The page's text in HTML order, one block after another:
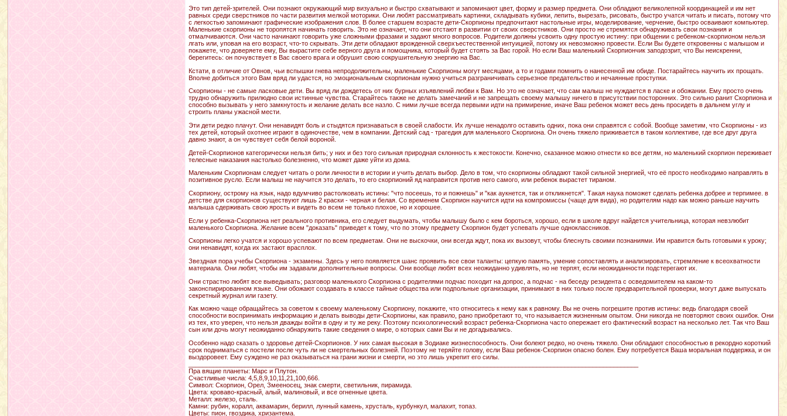
Это тип детей-зрителей. Они познают окружающий мир визуально и быстро схватывают и запоминают цвет, форму и размер предмета. Они обладают великолепной координацией и им нет
равных среди сверстников по части развития мелкой моторики. Они любят рассматривать картинки, складывать кубики, лепить, вырезать, рисовать, быстро учатся читать и писать, потому что
с легкостью запоминают графические изображения слов. В более старшем возрасте дети-Скорпионы предпочитают настольные игры, моделирование, черчение, быстро осваивают компьютер.
Маленькие скорпионы не торопятся начинать говорить. Это не означает, что они отстают в развитии от своих сверстников. Они просто не стремятся обнаруживать свои познания и
отмалчиваются. Они часто начинают говорить уже сложными фразами и задают много вопросов. Родители должны усвоить одну простую истину: при общении с ребенком-скорпионом нельзя
лгать или, уповая на его возраст, что-то скрывать. Эти дети обладают врожденной сверхъестественной интуицией, потому их невозможно провести. Если Вы будете откровенны с малышом и
покажете, что доверяете ему, Вы вырастите себе верного друга и помощника, который будет стоять за Вас горой. Но если Ваш маленький Скорпиончик заподозрит, что Вы неискренни,
берегитесь: он почувствует в Вас своего врага и обрушит свою сокрушительную энергию на Вас.
Кстати, в отличие от Овнов, чьи вспышки гнева непродолжительны, маленькие Скорпионы могут месяцами, а то и годами помнить о нанесенной им обиде. Постарайтесь научить их прощать.
Вполне добиться этого Вам вряд ли удастся, но эмоциональным скорпионам нужно учиться разграничивать серьезное предательство и нечаянные проступки.
Скорпионы - не самые ласковые дети. Вы вряд ли дождетесь от них бурных изъявлений любви к Вам. Но это не означает, что сам малыш не нуждается в ласке и обожании. Ему просто очень
трудно обнаружить прилюдно свои истинные чувства. Старайтесь также не делать замечаний и не запрещать своему малышу ничего в присутствии посторонних. Это сильно ранит Скорпиона и
способно вызывать у него замкнутость и желание делать все назло. С ними лучше всегда первыми идти на примирение, иначе Ваш ребенок может весь день просидеть в дальнем углу и
строить планы ужасной мести.
Эти дети редко плачут. Они ненавидят боль и стыдятся признаваться в своей слабости. Их лучше ненадолго оставить одних, пока они справятся с собой. Вообще заметим, что Скорпионы - из
тех детей, который охотнее играют в одиночестве, чем в компании. Детский сад - трагедия для маленького Скорпиона. Он очень тяжело приживается в таком коллективе, где все друг друга
давно знают, а он чувствует себя белой вороной.
Детей-Скорпионов категорически нельзя бить; у них и без того сильная природная склонность к жестокости. Конечно, сказанное можно отнести ко все детям, но маленький скорпион переживает
телесные наказания настолько болезненно, что может даже уйти из дома.
Маленьким Скорпионам следует читать о роли личности в истории и учить делать выбор. Дело в том, что скорпионы обладают такой сильной энергией, что её просто необходимо направлять в
позитивное русло. Если малыш не научится это делать, то его скорпионий яд направится против него самого, или ребенок вырастет тираном.
Скорпиону, острому на язык, надо вдумчиво растолковать истины: "что посеешь, то и пожнешь" и "как аукнется, так и откликнется". Такая наука поможет сделать ребенка добрее и терпимее. в
детстве для скорпионов существуют лишь 2 краски - черная и белая. Со временем Скорпион научится идти на компромиссы (чаще для вида), но родителям надо как можно раньше научить
малыша сдерживать свою ярость и видеть во всем не только плохое, но и хорошее.
Если у ребенка-Скорпиона нет реального противника, его следует выдумать, чтобы малышу было с кем бороться, хорошо, если в школе вдруг найдется учительница, которая невзлюбит
маленького Скорпиона. Желание всем "доказать" приведет к тому, что по этому предмету Скорпион будет успевать лучше одноклассников.
Скорпионы легко учатся и хорошо успевают по всем предметам. Они не выскочки, они всегда ждут, пока их вызовут, чтобы блеснуть своими познаниями. Им нравится быть готовыми к уроку;
они ненавидят, когда их застают врасплох.
Звездная пора учебы Скорпиона - экзамены. Здесь у него появляется шанс проявить все свои таланты: цепкую память, умение сопоставлять и анализировать, стремление к всеохватности
материала. Они любят, чтобы им задавали дополнительные вопросы. Они вообще любят всех неожиданно удивлять, но не терпят, если неожиданности подстерегают их.
Они страстно любят все выведывать; разговор маленького Скорпиона с родителями подчас походит на допрос, а подчас - на беседу резидента с осведомителем на каком-то
законспирированном языке. Они обожают создавать в классе тайные общества или подпольные организации, принимают в них только после предварительной проверки, могут даже выпускать
секретный журнал или газету.
Как можно чаще обращайтесь за советом к своему маленькому Скорпиону, покажите, что относитесь к нему как к равному. Вы не очень погрешите против истины: ведь благодаря своей
способности воспринимать информацию и делать выводы дети-Скорпионы, как правило, рано приобретают то, что называется жизненным опытом. Они никогда не повторяют своих ошибок. Они
из тех, кто уверен, что нельзя дважды войти в одну и ту же реку. Поэтому психологический возраст ребенка-Скорпиона часто опережает его фактический возраст на несколько лет. Так что Ваш
сын или дочь могут неожиданно обнаружить такие сведения о мире, о которых сами Вы и не догадывались.
Особенно надо сказать о здоровье детей-Скорпионов. У них самая высокая в Зодиаке жизнеспособность. Они болеют редко, но очень тяжело. Они обладают способностью в рекордно короткий
срок подниматься с постели после чуть ли не смертельных болезней. Поэтому не теряйте голову, если Ваш ребенок-Скорпион опасно болен. Ему потребуется Ваша моральная поддержка, и он
выздоровеет. Ему суждено не раз оказываться на грани жизни и смерти, но это лишь укрепит его силы.
Пра вящие планеты: Марс и Плутон.
Счастливые числа: 4,5,8,9,10,11,21,100,666.
Символ: Скорпион, Орел, Змееносец, знак смерти, светильник, пирамида.
Цвета: кроваво-красный, алый, малиновый, и все огненные цвета.
Металл: железо, сталь.
Камни: рубин, коралл, аквамарин, берилл, лунный камень, хрусталь, курбункул, малахит, топаз.
Цветы: пион, гвоздика, хризантема.